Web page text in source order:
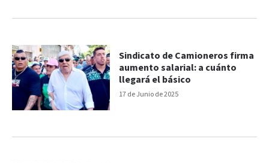
17 de Junio de 2025
Sindicato de Camioneros firma
aumento salarial: a cuánto
llegará el básico